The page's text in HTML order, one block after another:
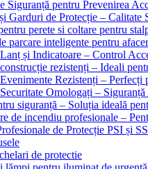
Siguranță pentru Prevenirea
Garduri de Protecție – Calitate
perete si coltare pentru
parcare inteligente pentru
și Indicatoare – Control
rezistenți – Ideali
Rezistenți –
Omologați –
siguranță – Soluția ideală
de incendiu profesionale –
de Protecție PSI și
de protectie